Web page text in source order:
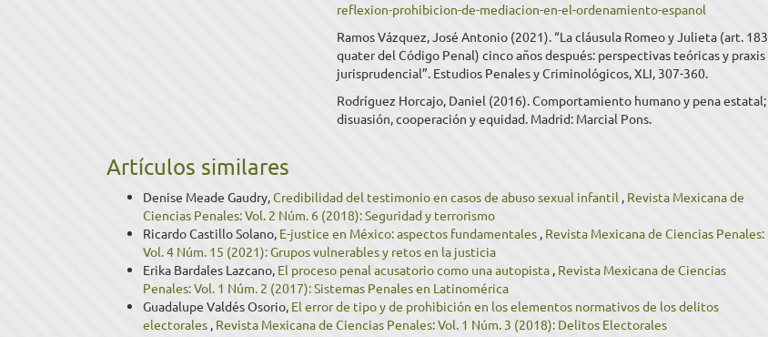
reflexion-prohibicion-de-mediacion-en-el-ordenamiento-espanol
Ramos Vázquez, José Antonio (2021). “La cláusula Romeo y Julieta (art. 183
quater del Código Penal) cinco años después: perspectivas teóricas y praxis
jurisprudencial”. Estudios Penales y Criminológicos, XLI, 307-360.
Rodríguez Horcajo, Daniel (2016). Comportamiento humano y pena estatal;
disuasión, cooperación y equidad. Madrid: Marcial Pons.
Artículos similares
Denise Meade Gaudry,Credibilidad del testimonio en casos de abuso sexual infantil , Revista Mexicana de
Ciencias Penales: Vol. 2 Núm. 6 (2018): Seguridad y terrorismo
Ricardo Castillo Solano, E-justice en México: aspectos fundamentales , Revista Mexicana de Ciencias Penales:
Vol. 4 Núm. 15 (2021): Grupos vulnerables y retos en la justicia
Erika Bardales Lazcano, El proceso penal acusatorio como una autopista , Revista Mexicana de Ciencias
Penales: Vol. 1 Núm. 2 (2017): Sistemas Penales en Latinomérica
Guadalupe Valdés Osorio, El error de tipo y de prohibición en los elementos normativos de los delitos
electorales , Revista Mexicana de Ciencias Penales: Vol. 1 Núm. 3 (2018): Delitos Electorales